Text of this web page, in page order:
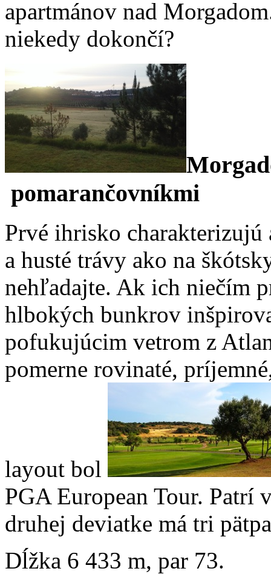
apartmánov nad
niekedy dokončí?
pomarančovníkmi
Prvé ihrisko
a husté trávy ako na
nehľadajte. Ak ich niečím
hlbokých bunkrov
pofukujúcim vetrom z
pomerne rovinaté,
layout bol
PGA European Tour. Patrí
druhej deviatke má tri
Dĺžka 6 433 m, par 73.